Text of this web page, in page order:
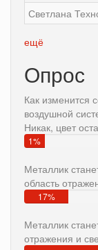
Светлана
ещё
Опрос
Как изменится
воздушной
Никак, цвет
1%
Металлик
область
17%
Металлик
отражения и